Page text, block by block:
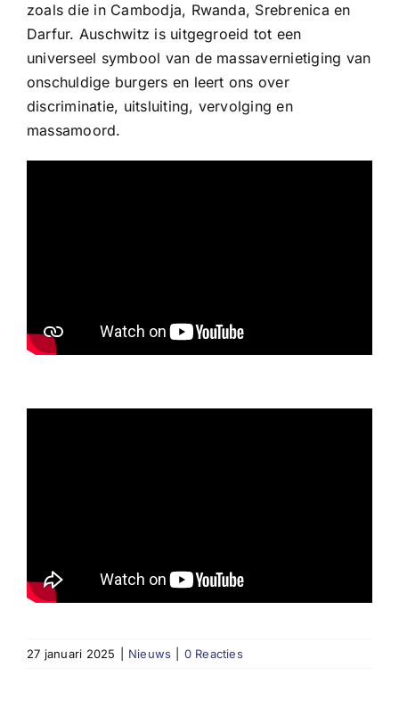
zoals die in Cambodja, Rwanda, Srebrenica en
Darfur. Auschwitz is uitgegroeid tot een
universeel symbool van de massavernietiging van
onschuldige burgers en leert ons over
discriminatie, uitsluiting, vervolging en
massamoord.
27 januari 2025 Nieuws 0 Reacties